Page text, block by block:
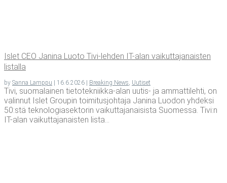
Islet CEO Jani­na Luo­to Tivi-leh­den IT-alan vai­kut­ta­ja­nais­ten
listalla
by Sanna Lamppu | 16.6.2026 | Breaking News Uutiset
Tivi, suo­ma­lai­nen tie­to­tek­niik­ka-alan uutis- ja ammat­ti­leh­ti, on
valin­nut Islet Grou­pin toi­mi­tus­joh­ta­ja Jani­na Luo­don yhdek­si
50:stä tek­no­lo­gia­sek­to­rin vai­kut­ta­ja­nai­sis­ta Suomessa. Tivi:n
IT-alan vai­kut­ta­ja­nais­ten lis­ta...